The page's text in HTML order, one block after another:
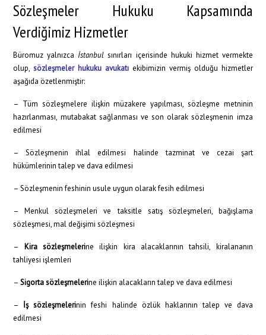
Sözleşmeler Hukuku Kapsamında
Verdiğimiz Hizmetler
Büromuz yalnızca İstanbul sınırları içerisinde hukuki hizmet vermekte
olup,sözleşmeler hukuku avukatı ekibimizin vermiş olduğu hizmetler
aşağıda özetlenmiştir:
– Tüm sözleşmelere ilişkin müzakere yapılması, sözleşme metninin
hazırlanması, mutabakat sağlanması ve son olarak sözleşmenin imza
edilmesi
– Sözleşmenin ihlal edilmesi halinde tazminat ve cezai şart
hükümlerinin talep ve dava edilmesi
– Sözleşmenin feshinin usule uygun olarak fesih edilmesi
– Menkul sözleşmeleri ve taksitle satış sözleşmeleri, bağışlama
sözleşmesi, mal değişimi sözleşmesi
– Kira sözleşmelerine ilişkin kira alacaklarının tahsili, kiralananın
tahliyesi işlemleri
–Sigorta sözleşmelerine ilişkin alacakların talep ve dava edilmesi
– İş sözleşmelerinin feshi halinde özlük haklarının talep ve dava
edilmesi